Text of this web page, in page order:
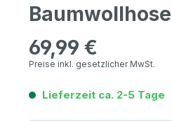
Regulärer Preis:
69,99 €
Preise inkl. gesetzlicher MwSt.
Lieferzeit ca. 2-5 Tage